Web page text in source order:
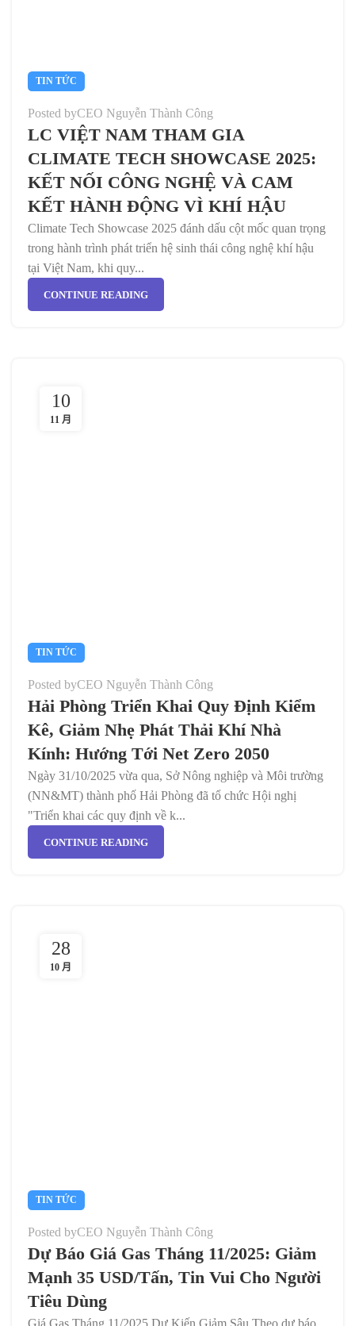
TIN TỨC
Posted byCEO Nguyễn Thành Công
LC VIỆT NAM THAM GIA
CLIMATE TECH SHOWCASE 2025:
KẾT NỐI CÔNG NGHỆ VÀ CAM
KẾT HÀNH ĐỘNG VÌ KHÍ HẬU
Climate Tech Showcase 2025 đánh dấu cột mốc quan trọng
trong hành trình phát triển hệ sinh thái công nghệ khí hậu
tại Việt Nam, khi quy...
CONTINUE READING
10
11 月
TIN TỨC
Posted byCEO Nguyễn Thành Công
Hải Phòng Triển Khai Quy Định Kiểm
Kê, Giảm Nhẹ Phát Thải Khí Nhà
Kính: Hướng Tới Net Zero 2050
Ngày 31/10/2025 vừa qua, Sở Nông nghiệp và Môi trường
(NN&MT) thành phố Hải Phòng đã tổ chức Hội nghị
"Triển khai các quy định về k...
CONTINUE READING
28
10 月
TIN TỨC
Posted byCEO Nguyễn Thành Công
Dự Báo Giá Gas Tháng 11/2025: Giảm
Mạnh 35 USD/Tấn, Tin Vui Cho Người
Tiêu Dùng
Giá Gas Tháng 11/2025 Dự Kiến Giảm Sâu Theo dự báo